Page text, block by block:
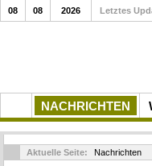
NACHRICHTEN
08 08 2026 Letztes
Aktuelle Seite: Nachrichten